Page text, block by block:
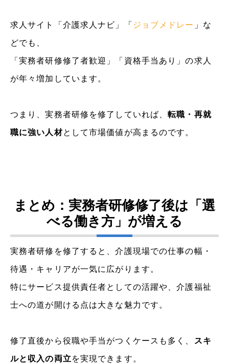
求人サイト「介護求人ナビ」「 ジョブメドレー 」な
どでも、
「実務者研修修了者歓迎」「資格手当あり」の求人
が年々増加しています。
つまり、実務者研修を修了していれば、転職・再就
職に強い人材として市場価値が高まるのです。
まとめ：実務者研修修了後は「選
べる働き方」が増える
実務者研修を修了すると、介護現場での仕事の幅・
待遇・キャリアが一気に広がります。
特にサービス提供責任者としての活躍や、介護福祉
士への道が開ける点は大きな魅力です。
修了直後から役職や手当がつくケースも多く、 スキ
ルと収入の両立 を実現できます。